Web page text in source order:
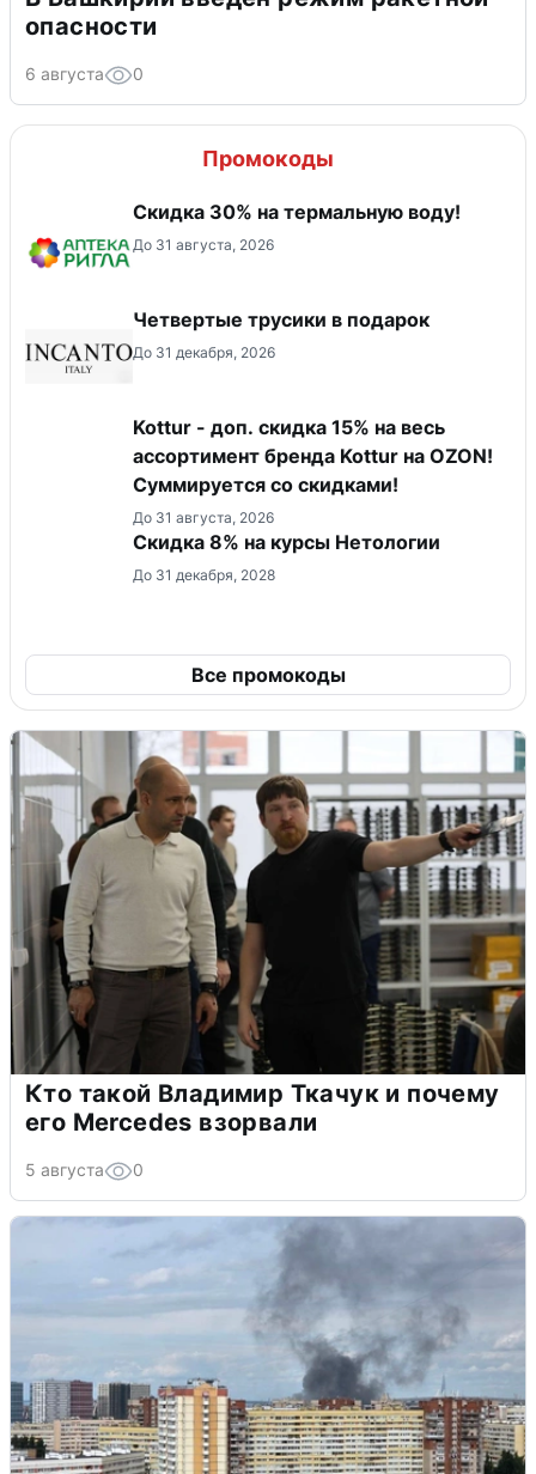
опасности
6 августа 0
Промокоды
Скидка 30% на термальную воду!
До 31 августа, 2026
Четвертые трусики в подарок
До 31 декабря, 2026
Kottur - доп. скидка 15% на весь
ассортимент бренда Kottur на OZON!
Суммируется со скидками!
До 31 августа, 2026
Скидка 8% на курсы Нетологии
До 31 декабря, 2028
Все промокоды
Кто такой Владимир Ткачук и почему
его Mercedes взорвали
5 августа 0